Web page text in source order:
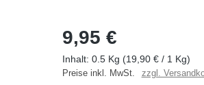
9,95 €
Inhalt: 0.5 Kg (19,90 € / 1 Kg)
Preise inkl. MwSt. zzgl.